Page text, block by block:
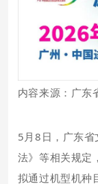
内容来源： 广东
5月8日，广东
法》等相关规定
拟通过机型机种